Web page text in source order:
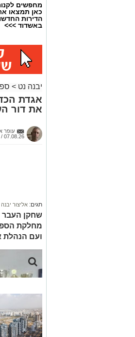
מחפשים
כאן תמצאו
הדירות
באשדוד >>>
יבנה נט >
אגדת
את דור
עופר
07.08.26 / 12:21
תגים: אליצור יבנה
שחקן העבר
מחלקת
ועם הנהלת